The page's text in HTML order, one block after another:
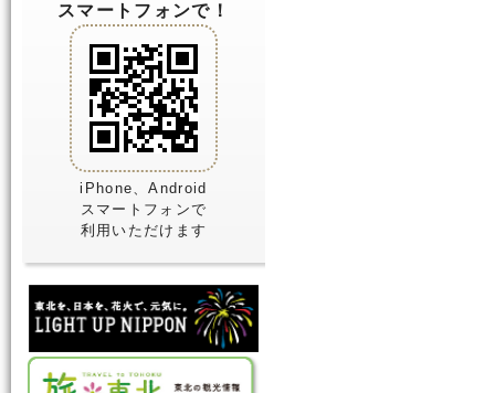
スマートフォンで！
iPhone、Android
スマートフォンで
利用いただけます